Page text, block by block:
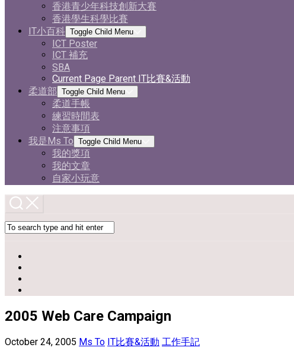
香港青少年科技創新大賽
香港學生科學比賽
IT小百科 Toggle Child Menu
ICT Poster
ICT 補充
SBA
Current Page Parent IT比賽&活動
柔道部 Toggle Child Menu
柔道手帳
練習時間表
注意事項
我是Ms To Toggle Child Menu
我的獎項
我的文章
自家小玩意
2005 Web Care Campaign
October 24, 2005 Ms To IT比賽&活動 工作手記